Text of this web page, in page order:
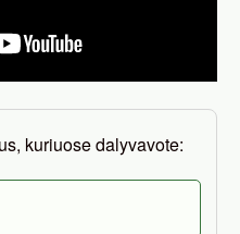
kuriuose dalyvavote: